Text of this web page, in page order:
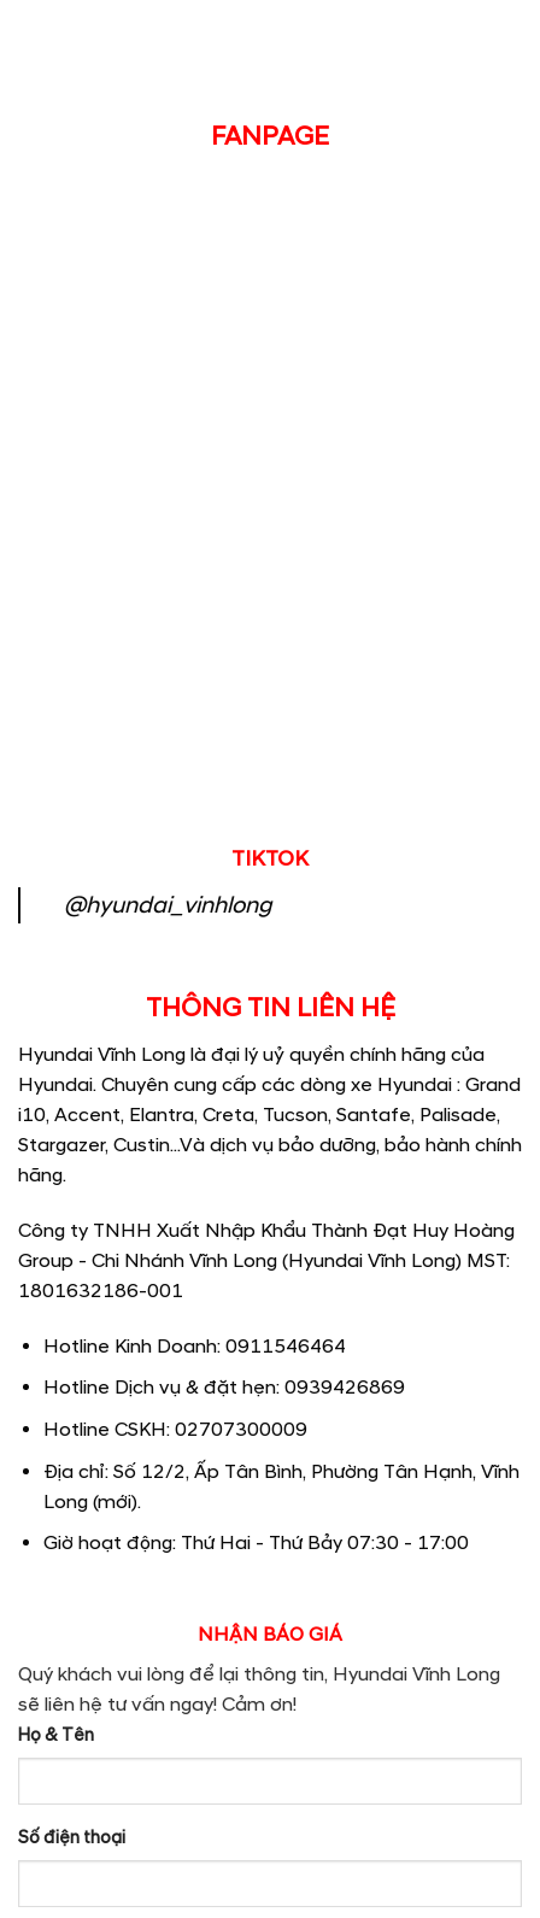
FANPAGE
TIKTOK
@hyundai_vinhlong
THÔNG TIN LIÊN HỆ
Hyundai Vĩnh Long là đại lý uỷ quyền chính hãng của
Hyundai. Chuyên cung cấp các dòng xe Hyundai : Grand
i10, Accent, Elantra, Creta, Tucson, Santafe, Palisade,
Stargazer, Custin...Và dịch vụ bảo dưỡng, bảo hành chính
hãng.
Công ty TNHH Xuất Nhập Khẩu Thành Đạt Huy Hoàng
Group - Chi Nhánh Vĩnh Long (Hyundai Vĩnh Long) MST:
1801632186-001
Hotline Kinh Doanh: 0911546464
Hotline Dịch vụ & đặt hẹn: 0939426869
Hotline CSKH: 02707300009
Địa chỉ: Số 12/2, Ấp Tân Bình, Phường Tân Hạnh, Vĩnh
Long (mới).
Giờ hoạt động: Thứ Hai - Thứ Bảy 07:30 - 17:00
NHẬN BÁO GIÁ
Quý khách vui lòng để lại thông tin, Hyundai Vĩnh Long
sẽ liên hệ tư vấn ngay! Cảm ơn!
Họ & Tên
Số điện thoại